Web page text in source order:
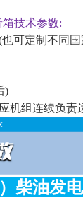
技术参数:
可定制不同
)
机组连续负责
柴油发